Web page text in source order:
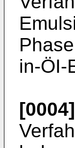
in-ÖI-
[0004]